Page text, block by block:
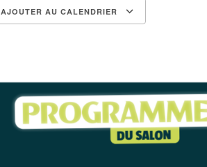
AJOUTER AU CALENDRIER